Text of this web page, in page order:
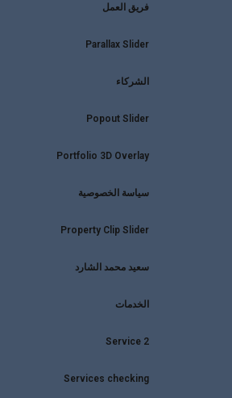
فريق العمل
Parallax Slider
الشركاء
Popout Slider
Portfolio 3D Overlay
سياسة الخصوصية
Property Clip Slider
سعيد محمد الشارد
الخدمات
Service 2
Services checking